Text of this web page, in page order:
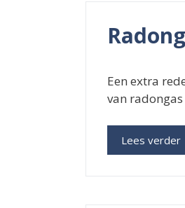
Een extra
van
Lees verder